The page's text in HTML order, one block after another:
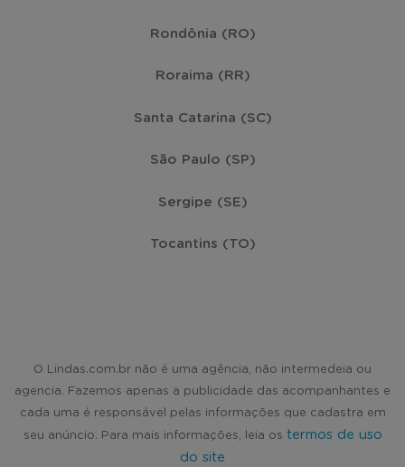
Rondônia (RO)
Roraima (RR)
Santa Catarina (SC)
São Paulo (SP)
Sergipe (SE)
Tocantins (TO)
O Lindas.com.br não é uma agência, não intermedeia ou
agencia. Fazemos apenas a publicidade das acompanhantes e
cada uma é responsável pelas informações que cadastra em
seu anúncio. Para mais informações, leia os termos de uso
do site